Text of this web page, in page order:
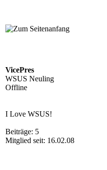
VicePres
WSUS Neuling
Offline
I Love WSUS!
Beiträge: 5
Mitglied seit: 16.02.08